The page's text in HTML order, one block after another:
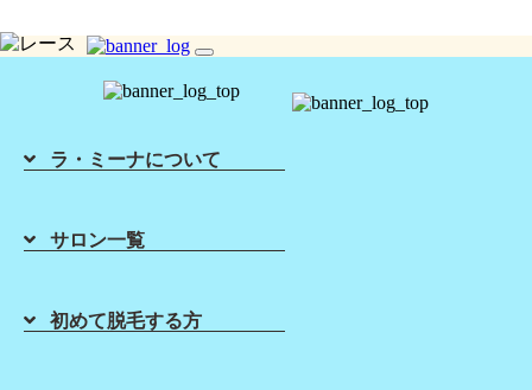
toggle
ラ・ミーナについて
サロン一覧
初めて脱毛する方